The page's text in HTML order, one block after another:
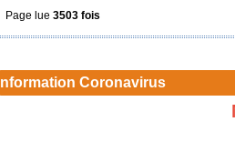
Page lue 3503 fois
Information Coronavirus